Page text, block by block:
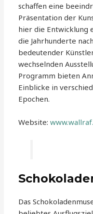
schaffen eine
Präsentation der
hier die Entwicklung
die Jahrhunderte
bedeutender
wechselnden
Programm bieten
Einblicke in
Epochen.
Website:
Das